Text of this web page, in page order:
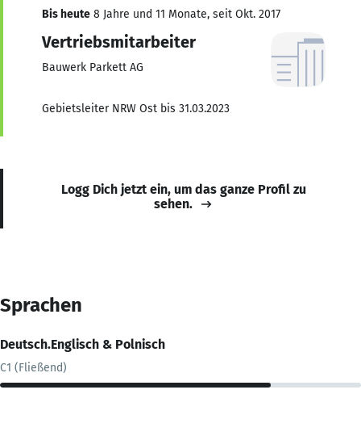
Bis heute 8 Jahre und 11 Monate, seit Okt. 2017
Vertriebsmitarbeiter
Bauwerk Parkett AG
Gebietsleiter NRW Ost bis 31.03.2023
Logg Dich jetzt ein, um das ganze Profil zu
sehen.
Sprachen
Deutsch.Englisch & Polnisch
C1 (Fließend)